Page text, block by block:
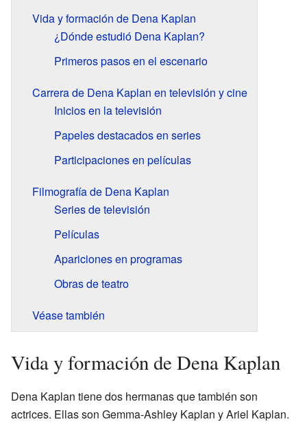
Vida y formación de Dena Kaplan
¿Dónde estudió Dena Kaplan?
Primeros pasos en el escenario
Carrera de Dena Kaplan en televisión y cine
Inicios en la televisión
Papeles destacados en series
Participaciones en películas
Filmografía de Dena Kaplan
Series de televisión
Películas
Apariciones en programas
Obras de teatro
Véase también
Vida y formación de Dena Kaplan
Dena Kaplan tiene dos hermanas que también son
actrices. Ellas son Gemma-Ashley Kaplan y Ariel Kaplan.